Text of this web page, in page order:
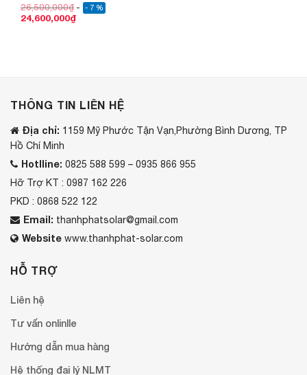
26,500,000₫ - 7 %
24,600,000₫
THÔNG TIN LIÊN HỆ
Địa chỉ: 1159 Mỹ Phước Tận Vạn,Phường Bình Dương, TP
Hồ Chí Minh
Hotlline: 0825 588 599 – 0935 866 955
Hỡ Trợ KT : 0987 162 226
PKD : 0868 522 122
Email: thanhphatsolar@gmail.com
Website www.thanhphat-solar.com
HỖ TRỢ
Liên hệ
Tư vấn onlinlle
Hướng dẫn mua hàng
Hệ thống đại lý NLMT